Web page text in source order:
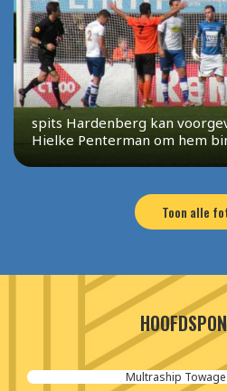
spits Hardenberg kan
Hielke Penterman om hem
Toon alle
Multraship